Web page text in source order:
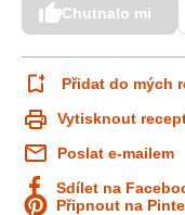
Chutnalo mi
Přidat do mých
Vytisknout
Poslat e-mailem
Sdílet na
Připnout na